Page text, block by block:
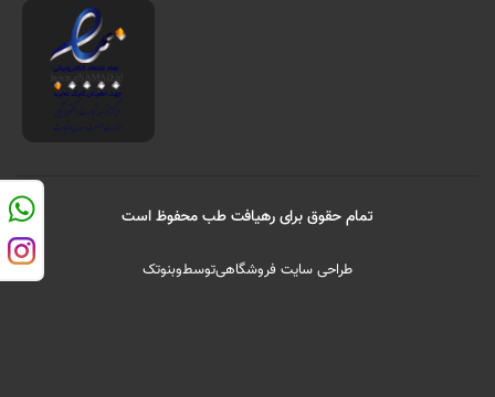
تمام حقوق برای رهیافت طب محفوظ است
طراحی سایت فروشگاهیتوسطوبنوتک